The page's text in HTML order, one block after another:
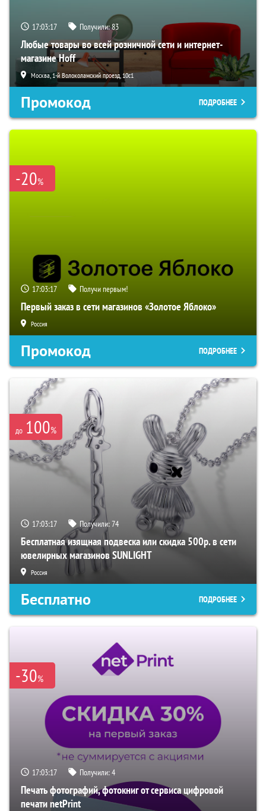
17:03:16 Получили:83
Любые товары во всей розничной сети и интернет-
магазине Hoff
Москва, 1-й Волоколамский проезд, 10с1
Промокод ПОДРОБНЕЕ
-20%
17:03:16 Получи первым!
Первый заказ в сети магазинов «Золотое Яблоко»
Россия
Промокод ПОДРОБНЕЕ
до 100%
17:03:16 Получили:74
Бесплатная изящная подвеска или скидка 500р. в сети
ювелирных магазинов SUNLIGHT
Россия
Бесплатно ПОДРОБНЕЕ
-30%
17:03:16 Получили:4
Печать фотографий, фотокниг от сервиса цифровой
печати netPrint